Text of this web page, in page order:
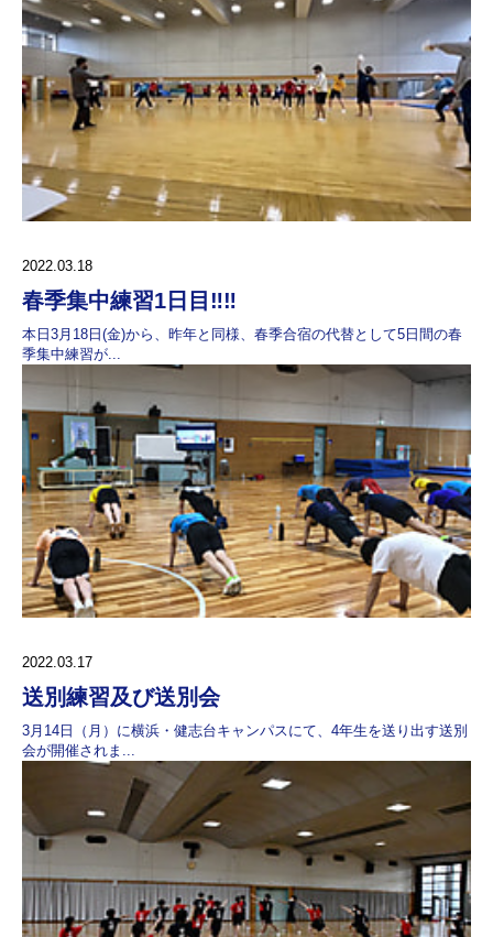
2022.03.18
春季集中練習1日目‼️‼️
本日3月18日(金)から、昨年と同様、春季合宿の代替として5日間の春
季集中練習が...
2022.03.17
送別練習及び送別会
3月14日（月）に横浜・健志台キャンパスにて、4年生を送り出す送別
会が開催されま...